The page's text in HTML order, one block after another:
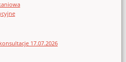
17.07.2026